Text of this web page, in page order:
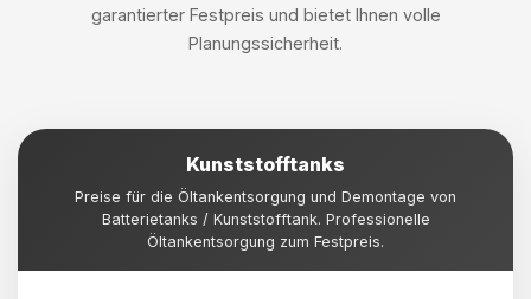
garantierter Festpreis und bietet Ihnen volle
Planungssicherheit.
Kunststofftanks
Preise für die Öltankentsorgung und Demontage von
Batterietanks / Kunststofftank. Professionelle
Öltankentsorgung zum Festpreis.